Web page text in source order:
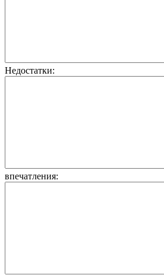
Недостатки:
впечатления: